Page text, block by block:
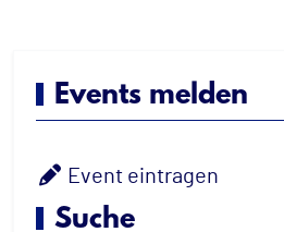
Events melden
Event eintragen
Suche